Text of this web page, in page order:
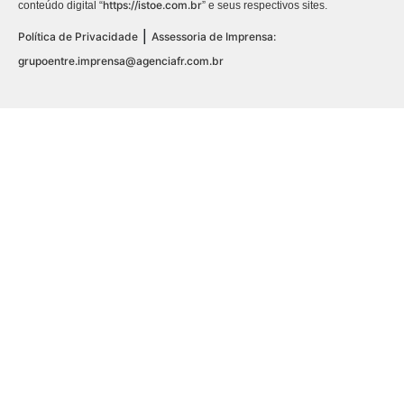
conteúdo digital “https://istoe.com.br” e seus respectivos sites.
Política de Privacidade
Assessoria de Imprensa:
grupoentre.imprensa@agenciafr.com.br